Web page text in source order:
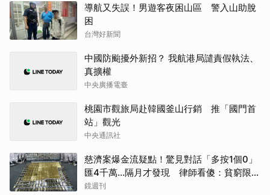
導航又失誤！男遊客夜困山區 警入山助脫
困
台灣好新聞
中國防颱擾外新招？ 我航港局譴責假執法、
真擴權
中央廣播電臺
桃園市觀旅局赴韓國釜山行銷 推「國門首
站」觀光
中央通訊社
慈濟案爆金流疑點！驚見對話「多按1個0」
匯4千萬…隔月才發現 律師看傻：貧窮限制
想像
鏡週刊